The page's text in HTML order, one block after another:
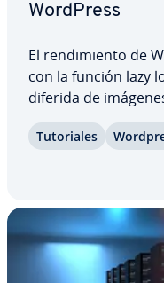
WordPress
El re­n­di­mie­n­to de
con la función lazy
diferida de
los re­su­l­ta­dos de
Tu­to­ria­les